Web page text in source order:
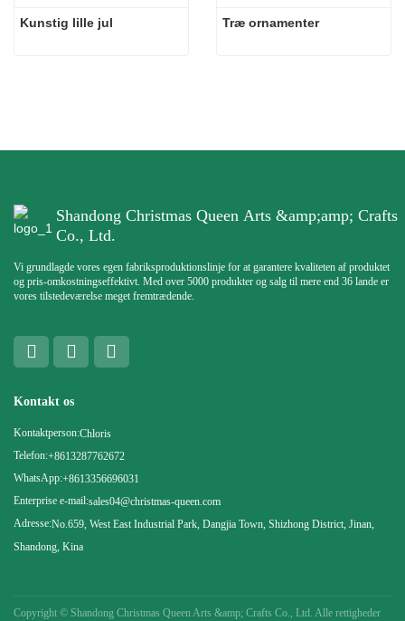
Kunstig lille jul Træ ornamenter
Shandong Christmas Queen Arts &amp;amp; Crafts
Co., Ltd.
Vi grundlagde vores egen fabriksproduktionslinje for at garantere kvaliteten af ​​produktet
og pris-omkostningseffektivt. Med over 5000 produkter og salg til mere end 36 lande er
vores tilstedeværelse meget fremtrædende.
Kontakt os
Kontaktperson:Chloris
Telefon:+8613287762672
WhatsApp:+8613356696031
Enterprise e-mail:sales04@christmas-queen.com
Adresse:No.659, West East Industrial Park, Dangjia Town, Shizhong District, Jinan,
Shandong, Kina
Copyright © Shandong Christmas Queen Arts &amp; Crafts Co., Ltd. Alle rettigheder